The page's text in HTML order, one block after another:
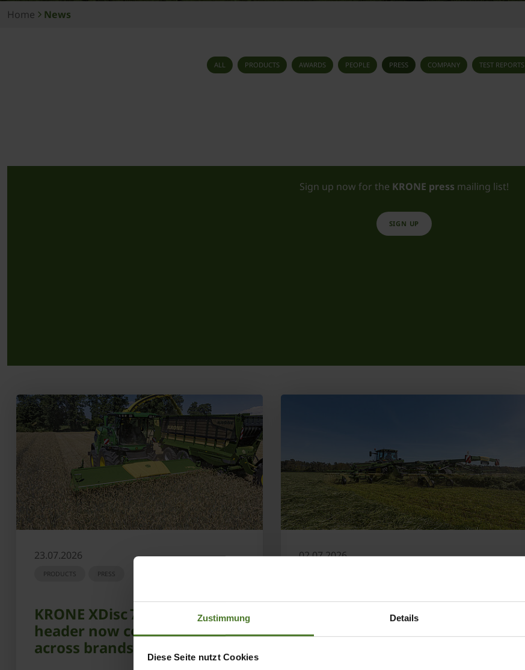
Zustimmung Details
Diese Seite nutzt Cookies
Home News
ALL PRODUCTS AWARDS PEOPLE PRESS COMPANY TEST REPORTS
Sign up now for the KRONE press mailing list!
SIGN UP
23.07.2026
PRODUCTS PRESS
KRONE XDisc 710: Direct cut
header now compatible
across brands
02.07.2026
KRONE Swadro TC 1250 Pro –
Swathing with even greater